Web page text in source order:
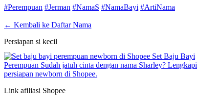
#Perempuan #Jerman #NamaS #NamaBayi #ArtiNama
← Kembali ke Daftar Nama
Persiapan si kecil
Set Baju Bayi
Perempuan Sudah jatuh cinta dengan nama Sharley? Lengkapi
persiapan newborn di Shopee.
Link afiliasi Shopee